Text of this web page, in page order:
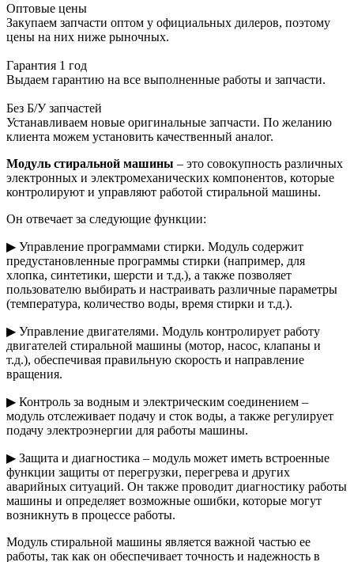
Оптовые цены
Закупаем запчасти оптом у официальных дилеров, поэтому
цены на них ниже рыночных.
Гарантия 1 год
Выдаем гарантию на все выполненные работы и запчасти.
Без Б/У запчастей
Устанавливаем новые оригинальные запчасти. По желанию
клиента можем установить качественный аналог.
Модуль стиральной машины – это совокупность различных
электронных и электромеханических компонентов, которые
контролируют и управляют работой стиральной машины.
Он отвечает за следующие функции:
▶ Управление программами стирки. Модуль содержит
предустановленные программы стирки (например, для
хлопка, синтетики, шерсти и т.д.), а также позволяет
пользователю выбирать и настраивать различные параметры
(температура, количество воды, время стирки и т.д.).
▶ Управление двигателями. Модуль контролирует работу
двигателей стиральной машины (мотор, насос, клапаны и
т.д.), обеспечивая правильную скорость и направление
вращения.
▶ Контроль за водным и электрическим соединением –
модуль отслеживает подачу и сток воды, а также регулирует
подачу электроэнергии для работы машины.
▶ Защита и диагностика – модуль может иметь встроенные
функции защиты от перегрузки, перегрева и других
аварийных ситуаций. Он также проводит диагностику работы
машины и определяет возможные ошибки, которые могут
возникнуть в процессе работы.
Модуль стиральной машины является важной частью ее
работы, так как он обеспечивает точность и надежность в